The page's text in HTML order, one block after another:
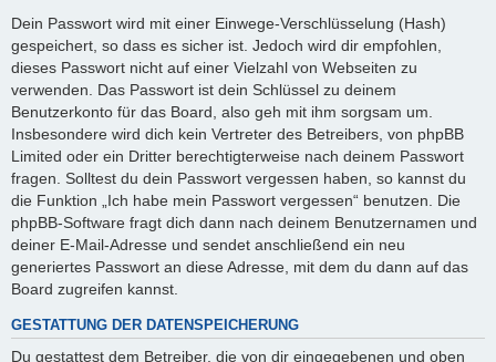
Dein Passwort wird mit einer Einwege-Verschlüsselung (Hash)
gespeichert, so dass es sicher ist. Jedoch wird dir empfohlen,
dieses Passwort nicht auf einer Vielzahl von Webseiten zu
verwenden. Das Passwort ist dein Schlüssel zu deinem
Benutzerkonto für das Board, also geh mit ihm sorgsam um.
Insbesondere wird dich kein Vertreter des Betreibers, von phpBB
Limited oder ein Dritter berechtigterweise nach deinem Passwort
fragen. Solltest du dein Passwort vergessen haben, so kannst du
die Funktion „Ich habe mein Passwort vergessen“ benutzen. Die
phpBB-Software fragt dich dann nach deinem Benutzernamen und
deiner E-Mail-Adresse und sendet anschließend ein neu
generiertes Passwort an diese Adresse, mit dem du dann auf das
Board zugreifen kannst.
GESTATTUNG DER DATENSPEICHERUNG
Du gestattest dem Betreiber, die von dir eingegebenen und oben